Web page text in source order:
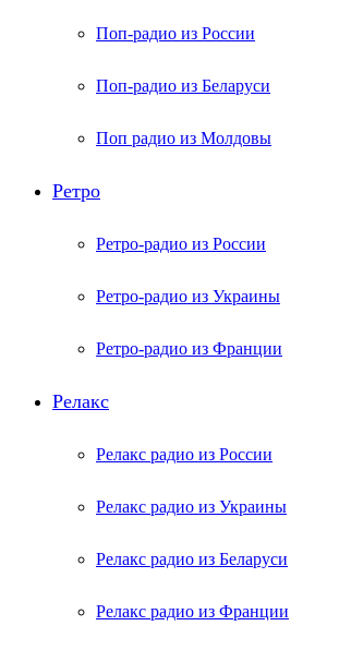
Поп-радио из России
Поп-радио из Беларуси
Поп радио из Молдовы
Ретро
Ретро-радио из России
Ретро-радио из Украины
Ретро-радио из Франции
Релакс
Релакс радио из России
Релакс радио из Украины
Релакс радио из Беларуси
Релакс радио из Франции